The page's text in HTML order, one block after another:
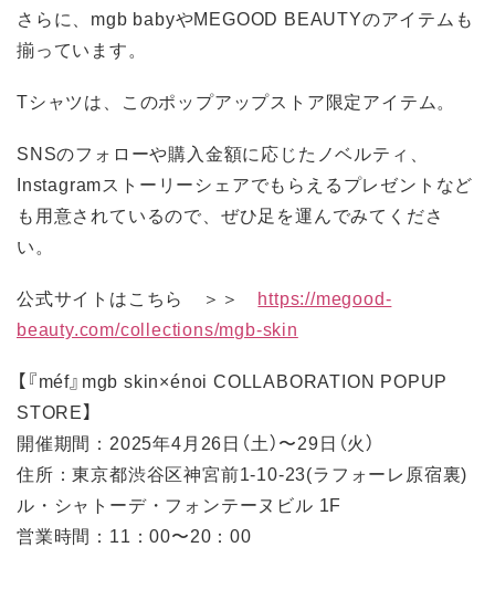
さらに、mgb babyやMEGOOD BEAUTYのアイテムも
揃っています。
Tシャツは、このポップアップストア限定アイテム。
SNSのフォローや購入金額に応じたノベルティ、
Instagramストーリーシェアでもらえるプレゼントなど
も用意されているので、ぜひ足を運んでみてくださ
い。
公式サイトはこちら ＞＞ https://megood-
beauty.com/collections/mgb-skin
【『méf』mgb skin×énoi COLLABORATION POPUP
STORE】
開催期間：2025年4月26日（土）〜29日（火）
住所：東京都渋谷区神宮前1-10-23(ラフォーレ原宿裏)
ル・シャトーデ・フォンテーヌビル 1F
営業時間：11：00〜20：00